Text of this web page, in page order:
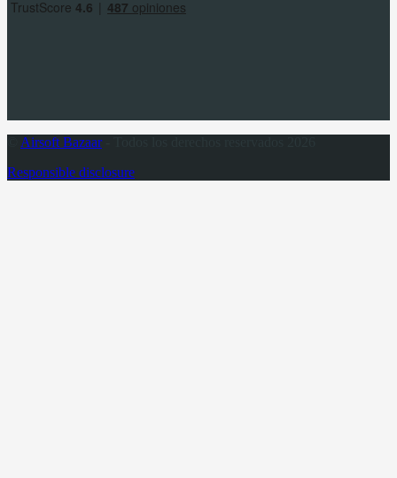
Airsoft Bazaar- Todos los derechos reservados 2026
Responsible disclosure